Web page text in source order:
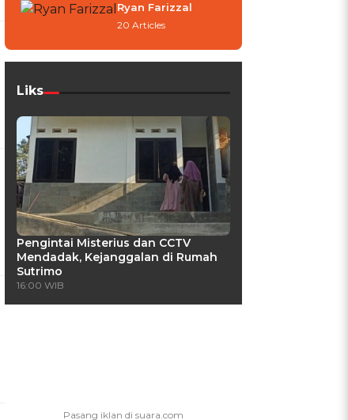
Ryan Farizzal
20 Articles
Liks
Pengintai Misterius dan CCTV
Mendadak, Kejanggalan di Rumah
Sutrimo
16:00 WIB